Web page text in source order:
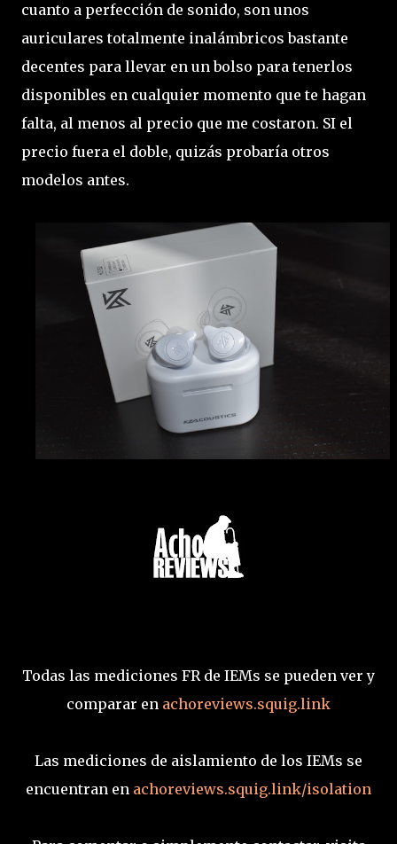
cuanto a perfección de sonido, son unos
auriculares totalmente inalámbricos bastante
decentes para llevar en un bolso para tenerlos
disponibles en cualquier momento que te hagan
falta, al menos al precio que me costaron. SI el
precio fuera el doble, quizás probaría otros
modelos antes.
Todas las mediciones FR de IEMs se pueden ver y
comparar en achoreviews.squig.link
Las mediciones de aislamiento de los IEMs se
encuentran en achoreviews.squig.link/isolation